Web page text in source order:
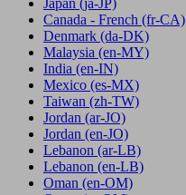
Japan (ja-JP)
Canada - French (fr-CA)
Denmark (da-DK)
Malaysia (en-MY)
India (en-IN)
Mexico (es-MX)
Taiwan (zh-TW)
Jordan (ar-JO)
Jordan (en-JO)
Lebanon (ar-LB)
Lebanon (en-LB)
Oman (en-OM)